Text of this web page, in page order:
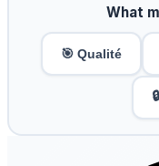
What
🎯 Qualité